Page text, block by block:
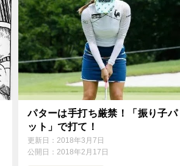
パターは手打ち厳禁！「振り子パ
ット」で打て！
更新日：2018年3月7日
公開日：2018年2月17日